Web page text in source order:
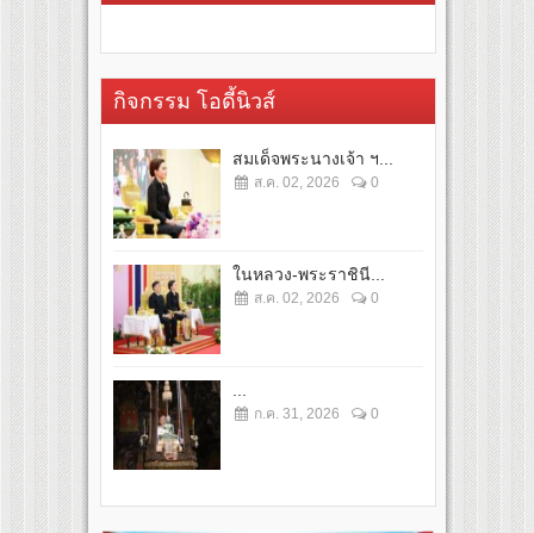
กิจกรรม โอดี้นิวส์
สมเด็จพระนางเจ้า ฯ...
ส.ค. 02, 2026 0
ในหลวง-พระราชินี...
ส.ค. 02, 2026 0
ก.ค. 31, 2026 0